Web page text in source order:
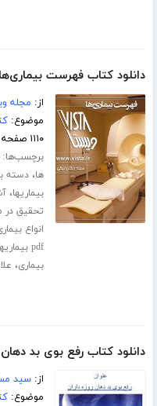
دانلود کتاب فهرست بیماری‌ها
از: مجله
موضوع:
۱۱۱۰ صفحه
برچسب‌ها:
ها،دسته
بیماریها،
تحقیق در
انواع
pdf بیماریها
بیماری،
دانلود کتاب رفع بوی بد دهان
از:سید
موضوع: